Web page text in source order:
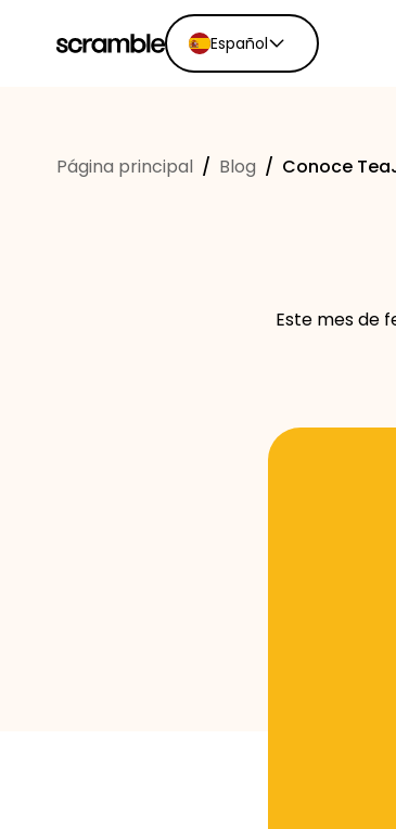
Español
Español
Página principal / Blog / Conoce
Este mes de